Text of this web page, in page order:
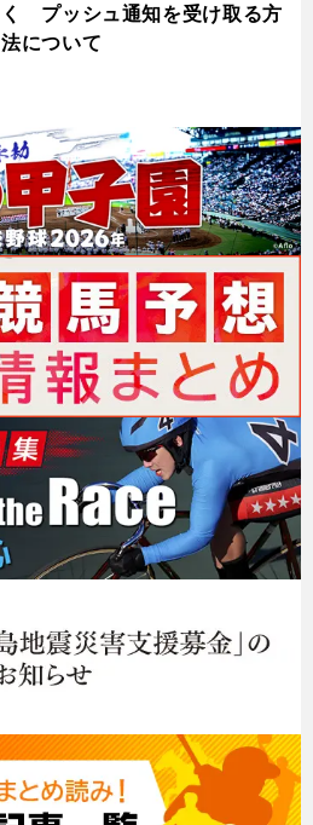
く プッシュ通知を受け取る方
法について